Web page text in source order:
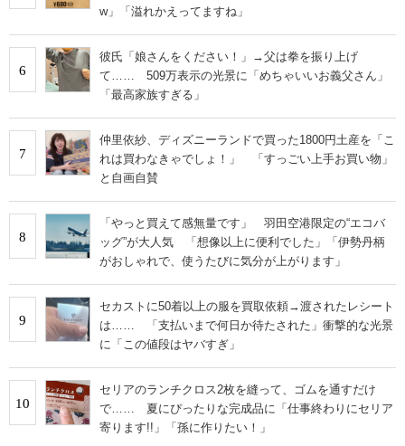
w」「溢れかえってますね」
6
彼氏「娘さんをください！」→父は拳を振り上げ
て…… 509万表示の光景に「めちゃいいお義父さん」
「最高家族すぎる」
7
仲里依紗、ディズニーランドで買った1800円土産を「こ
れは買わなきゃでしょ！」 「すっごい上手お買い物」
と自画自賛
8
「やっと買えて感無量です」 羽田空港限定の“エコバ
ッグ”が大人気 「想像以上に便利でした」「伊勢丹柄
がおしゃれで、使うたびに気分が上がります」
9
セカストに50着以上の服を買取依頼→渡されたレシート
は…… 「支払いまで何日か待たされた」衝撃的な光景
に「この値段はヤバすぎ」
10
セリアのランチクロス2枚を縫って、ゴムを通すだけ
で…… 夏にぴったりな完成品に「仕事終わりにセリア
寄ります!!」「孫に作りたい！」